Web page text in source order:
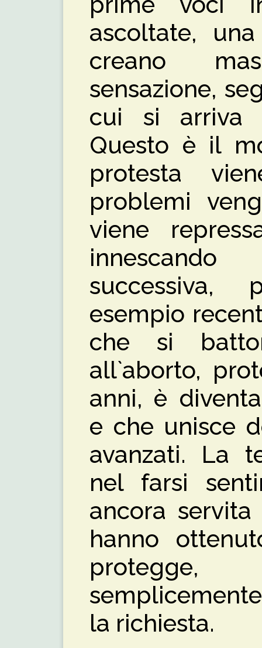
ascoltate,
creano
sensazione,
cui si arriva
Questo è il
protesta
problemi
viene
successiva,
esempio
che si
all`aborto,
anni, è
e che unisce
avanzati. La
nel farsi
ancora
hanno
la richiesta.